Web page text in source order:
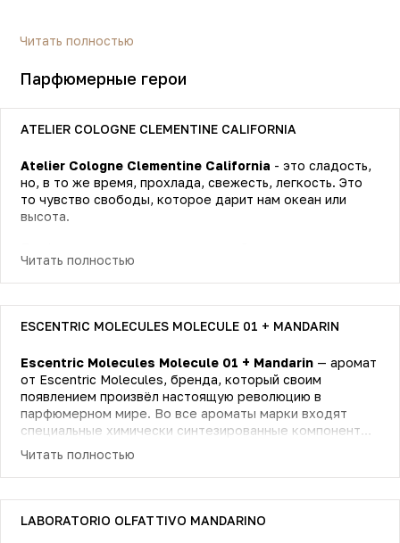
Читать полностью
Парфюмерные герои
ATELIER COLOGNE CLEMENTINE CALIFORNIA
Atelier Cologne Clementine California - это сладость,
но, в то же время, прохлада, свежесть, легкость. Это
то чувство свободы, которое дарит нам океан или
высота.
ненавязчивую ауру, которая поражает своим
изяществом и красотой. Основа всего аромата -
теплый с праздничными цитрусовыми нотками
композиции к ним неспеша присоединяется пряный,
гармоничный базилик в нежном сочетании с ароматным,
травяным звездчатым анисом. Романтичность
композиции разбавляет внезапный приход дерзкой
нотки перца. В завершении Clementine California дарит
чувственный, притягательный коктейль из хвойного,
нотками ветивера.
Читать полностью
ESCENTRIC MOLECULES MOLECULE 01 + MANDARIN
Escentric Molecules Molecule 01 + Mandarin — аромат
от Escentric Molecules, бренда, который своим
появлением произвёл настоящую революцию в
парфюмерном мире. Во все ароматы марки входят
специальные химически синтезированные компоненты,
аналоги натуральных, которые придают необычное
звучание, не похожее ни на какой другой парфюм.
Molecule 01 + Mandarin — это новая интерпретация
знаменитой Molecule 01. Это концентрированный
цитрусовый фреш с кубиками льда, разбавленный
Читать полностью
LABORATORIO OLFATTIVO MANDARINO